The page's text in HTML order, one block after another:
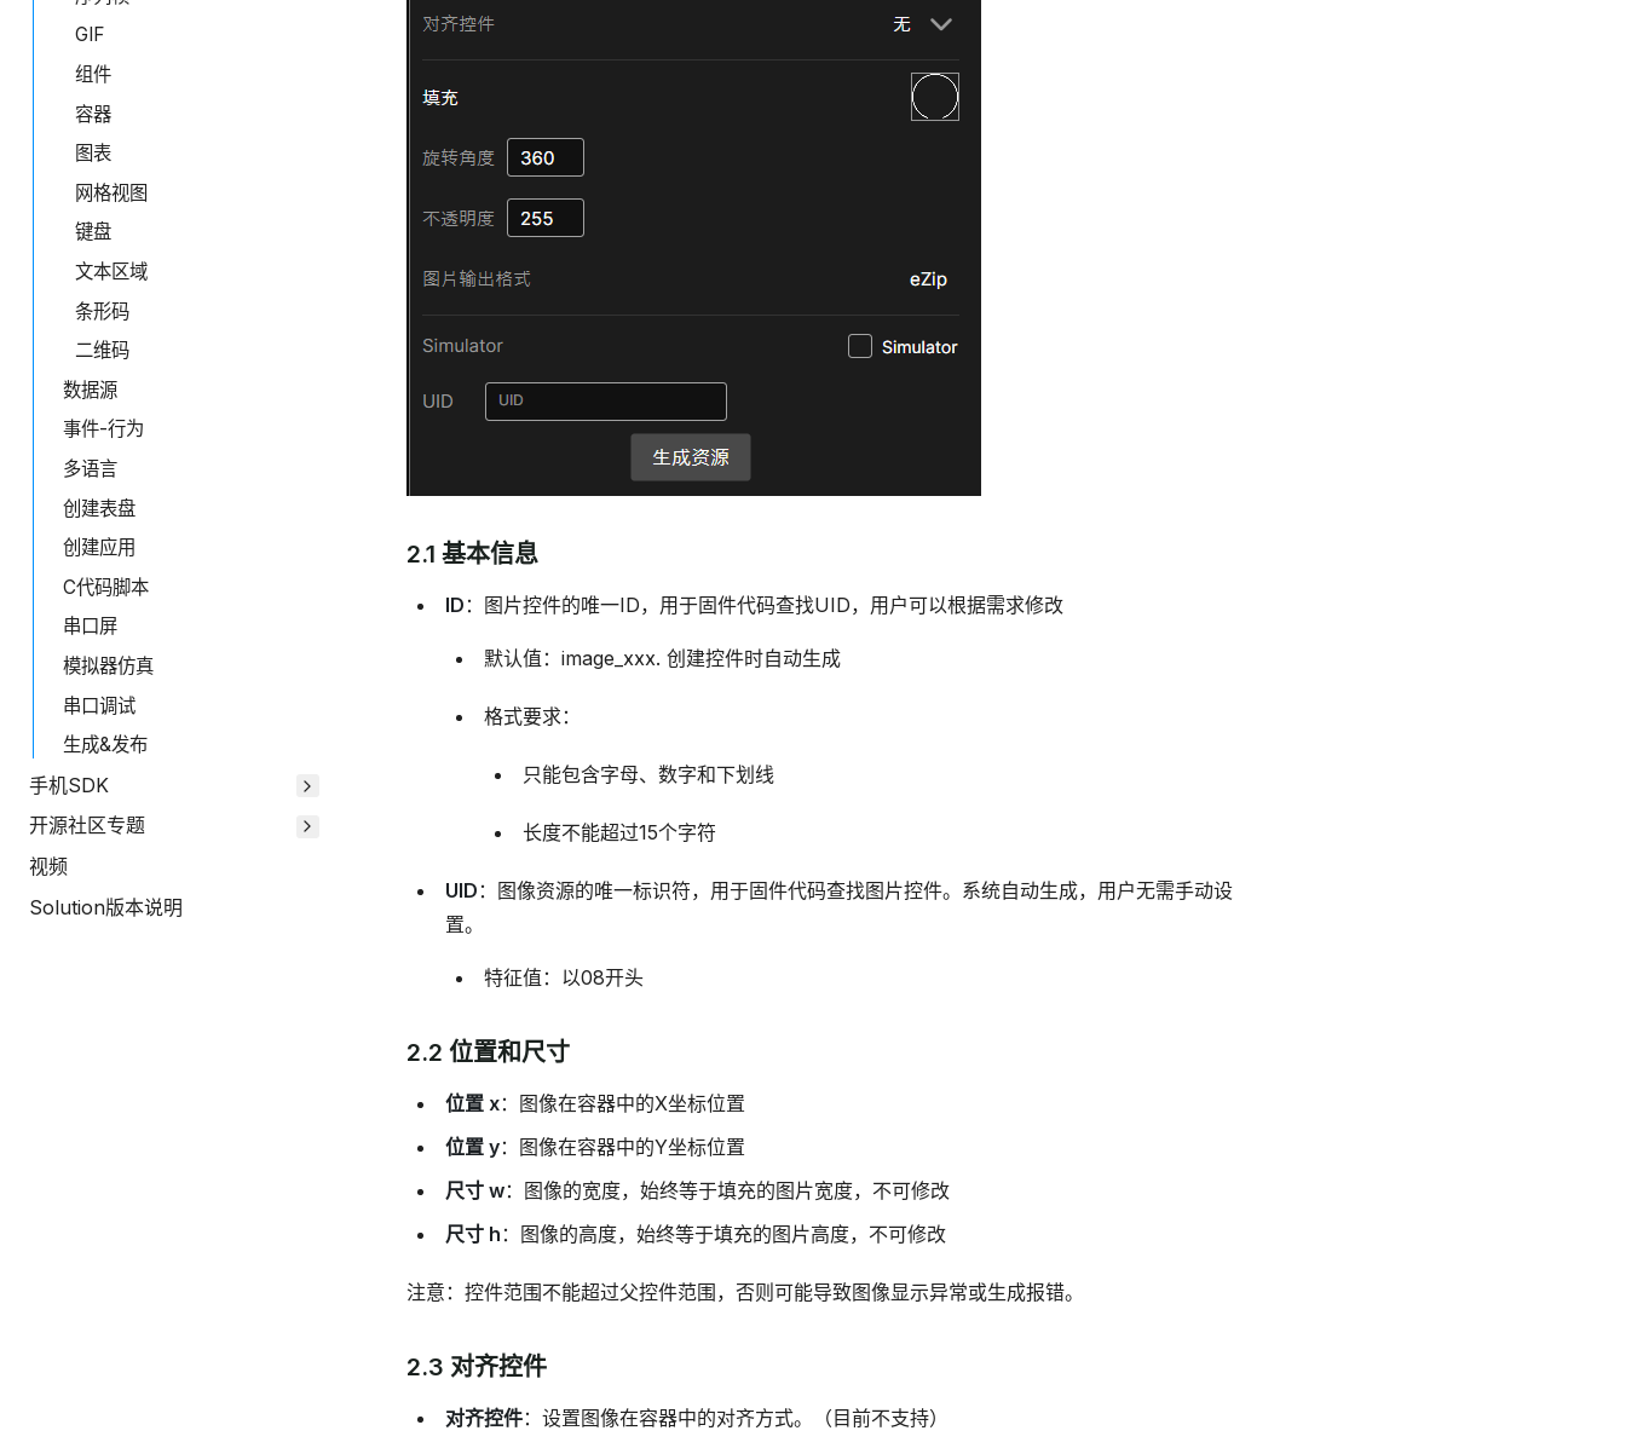
GIF
组件
容器
图表
网格视图
键盘
文本区域
条形码
二维码
数据源
事件-行为
多语言
创建表盘
创建应用
C代码脚本
串口屏
模拟器仿真
串口调试
生成&发布
手机SDK
开源社区专题
视频
Solution版本说明
2.1 基本信息
ID ：图片控件的唯一ID，用于固件代码查找UID，用户可以根据需求修改
默认值：image_xxx. 创建控件时自动生成
格式要求：
只能包含字母、数字和下划线
长度不能超过15个字符
UID ：图像资源的唯一标识符，用于固件代码查找图片控件。系统自动生成，用户无需手动设
置。
特征值：以08开头
2.2 位置和尺寸
位置 x：图像在容器中的X坐标位置
位置 y：图像在容器中的Y坐标位置
尺寸 w：图像的宽度，始终等于填充的图片宽度，不可修改
尺寸 h ：图像的高度，始终等于填充的图片高度，不可修改
注意：控件范围不能超过父控件范围，否则可能导致图像显示异常或生成报错。
2.3 对齐控件
对齐控件：设置图像在容器中的对齐方式。（目前不支持）